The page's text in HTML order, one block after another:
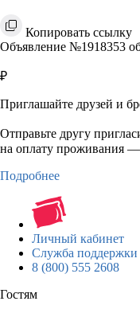
Копировать ссылку
Объявление №1918353
₽
Приглашайте друзей и
Отправьте другу
на оплату проживания —
Подробнее
Личный кабинет
Служба поддержки
8 (800) 555 2608
Гостям